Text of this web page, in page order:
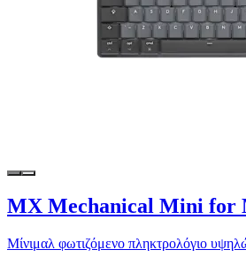
MX Mechanical Mini for
Μίνιμαλ φωτιζόμενο πληκτρολόγιο